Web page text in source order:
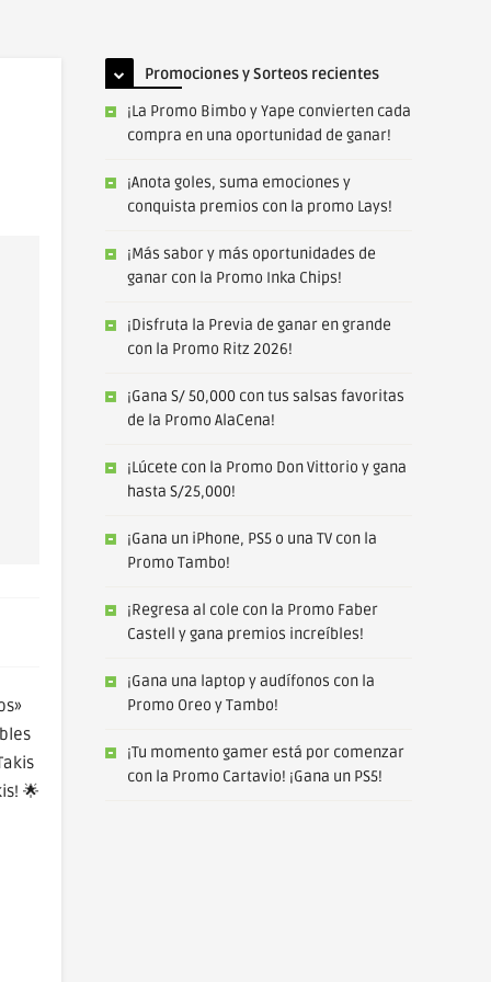
🌟
Promociones y Sorteos recientes
¡La Promo Bimbo y Yape convierten cada
compra en una oportunidad de ganar!
¡Anota goles, suma emociones y
conquista premios con la promo Lays!
¡Más sabor y más oportunidades de
ganar con la Promo Inka Chips!
¡Disfruta la Previa de ganar en grande
con la Promo Ritz 2026!
¡Gana S/ 50,000 con tus salsas favoritas
de la Promo AlaCena!
¡Lúcete con la Promo Don Vittorio y gana
hasta S/25,000!
¡Gana un iPhone, PS5 o una TV con la
Promo Tambo!
¡Regresa al cole con la Promo Faber
Castell y gana premios increíbles!
¡Gana una laptop y audífonos con la
Promo Oreo y Tambo!
¡Tu momento gamer está por comenzar
con la Promo Cartavio! ¡Gana un PS5!